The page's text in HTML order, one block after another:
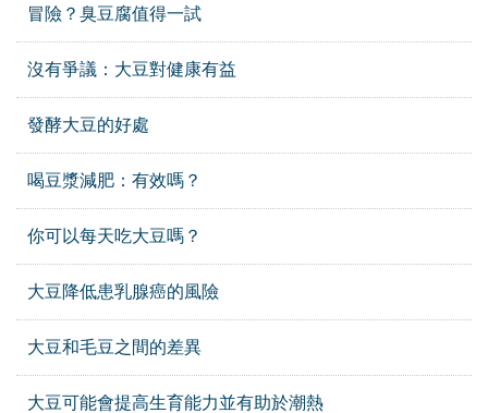
冒險？臭豆腐值得一試
沒有爭議：大豆對健康有益
發酵大豆的好處
喝豆漿減肥：有效嗎？
你可以每天吃大豆嗎？
大豆降低患乳腺癌的風險
大豆和毛豆之間的差異
大豆可能會提高生育能力並有助於潮熱